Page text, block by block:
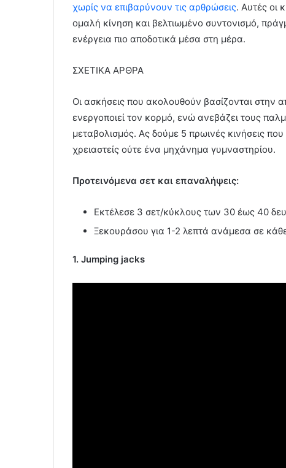
χωρίς να επιβαρύνουν τις αρθρώσεις. Αυτές οι
ομαλή κίνηση και βελτιωμένο συντονισμό,
ενέργεια πιο αποδοτικά μέσα στη μέρα.
ΣΧΕΤΙΚΑ ΑΡΘΡΑ
Οι ασκήσεις που ακολουθούν βασίζονται στην
ενεργοποιεί τον κορμό, ενώ ανεβάζει τους
μεταβολισμός. Ας δούμε 5 πρωινές κινήσεις
χρειαστείς ούτε ένα μηχάνημα γυμναστηρίου.
Προτεινόμενα σετ και επαναλήψεις:
Εκτέλεσε 3 σετ/κύκλους των 30 έως 40
Ξεκουράσου για 1-2 λεπτά ανάμεσα σε
1. Jumping jacks